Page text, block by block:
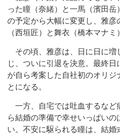
った瞳（奈緒）と一馬（濱田
の予定から大幅に変更し、雅彦
（西垣匠）と舞衣（橋本マナミ
その頃、雅彦は、日に日に増
じ、ついに引退を決意。最終日
が自ら考案した自社初のオリジ
とになる。
一方、自宅では吐血するなど
ら結婚の準備で幸せいっぱい
い。不安に駆られる瞳は、結